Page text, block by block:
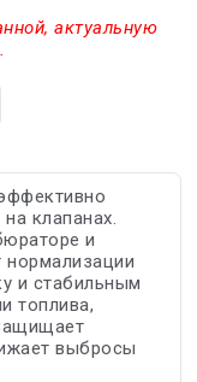
актуальную
клапанах.
и
нормализации
и стабильным
топлива,
выбросы